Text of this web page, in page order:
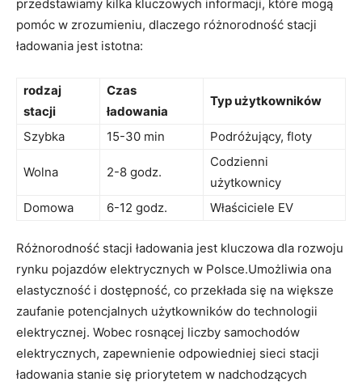
przedstawiamy kilka kluczowych informacji, które mogą
pomóc w‍ zrozumieniu, dlaczego różnorodność stacji
‌ładowania⁣ jest⁢ istotna:
rodzaj
stacji
Czas⁢
ładowania
Typ użytkowników
Szybka 15-30 min Podróżujący,​ floty
Wolna 2-8‌ godz.
Codzienni
użytkownicy
Domowa
6-12 godz. Właściciele EV
Różnorodność stacji ładowania​ jest kluczowa dla ⁤rozwoju
rynku pojazdów elektrycznych w Polsce.Umożliwia ⁤ona​
elastyczność i ‌dostępność, co przekłada⁤ się na‍ większe
zaufanie⁢ potencjalnych‍ użytkowników do technologii
elektrycznej. Wobec rosnącej liczby‌ samochodów
elektrycznych, zapewnienie odpowiedniej ​sieci stacji
ładowania stanie się priorytetem w nadchodzących